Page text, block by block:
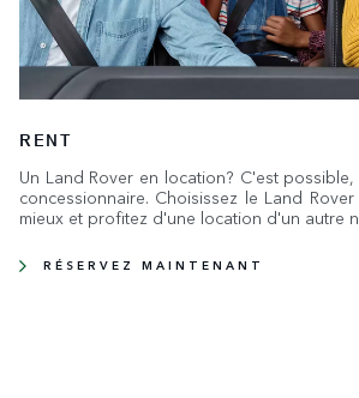
RENT
Un Land Rover en location? C'est
concessionnaire. Choisissez le Land
mieux et profitez d'une location d'un autre
RÉSERVEZ MAINTENANT